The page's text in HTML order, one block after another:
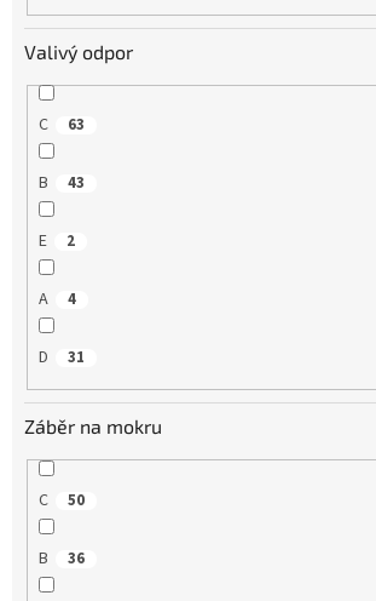
Valivý odpor
C 63
B 43
E 2
A 4
D 31
Záběr na mokru
C 50
B 36